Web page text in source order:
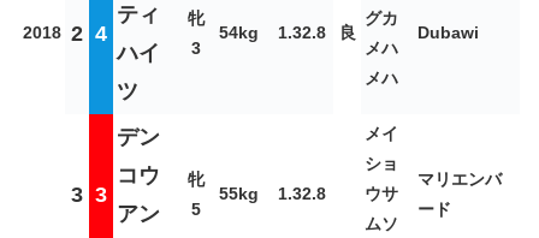
2018 良
2 4
ティ
ハイ
ツ
牝
3
54kg 1.32.8
グカ
メハ
メハ
Dubawi
3 3
デン
コウ
アン
牝
5
55kg 1.32.8
メイ
ショ
ウサ
ムソ
マリエンバ
ード